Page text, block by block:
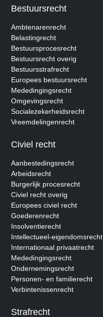
Bestuursrecht
Ambtenarenrecht
Belastingrecht
Bestuursprocesrecht
Bestuursrecht overig
Bestuursstrafrecht
Europees bestuursrecht
Mededingingsrecht
Omgevingsrecht
Socialezekerheidsrecht
Vreemdelingenrecht
Civiel recht
Aanbestedingsrecht
Arbeidsrecht
Burgerlijk procesrecht
Civiel recht overig
Europees civiel recht
Goederenrecht
Insolventierecht
Intellectueel-eigendomsrecht
Internationaal privaatrecht
Mededingingsrecht
Ondernemingsrecht
Personen- en familierecht
Verbintenissenrecht
Strafrecht